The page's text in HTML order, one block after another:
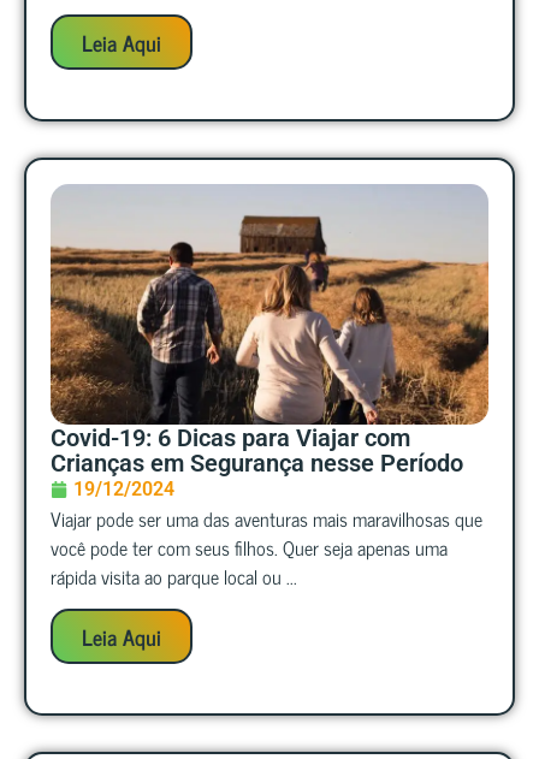
Leia Aqui
Covid-19: 6 Dicas para Viajar com
Crianças em Segurança nesse Período
19/12/2024
Viajar pode ser uma das aventuras mais maravilhosas que
você pode ter com seus filhos. Quer seja apenas uma
rápida visita ao parque local ou ...
Leia Aqui